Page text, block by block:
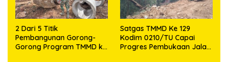
2 Dari 5 Titik
Pembangunan Gorong-
Gorong Program TMMD ke
Satgas TMMD Ke 129
Kodim 0210/TU Capai
Progres Pembukaan Jalan